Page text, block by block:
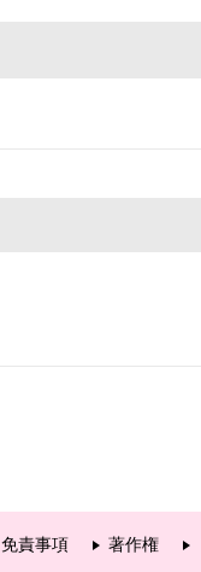
免責事項 著作権